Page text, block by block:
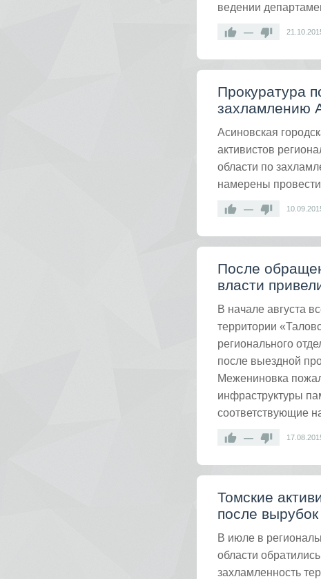
ведении
—
Прокуратура
захламлению
Асиновская
активистов
области по
намерены
—
После
власти
В начале августа
территории
регионального
после выездной
Межениновка
инфраструктуры
соответствующие
—
Томские
после
В июле в
области
захламленность